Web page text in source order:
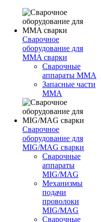
Сварочное
оборудование для
MMA сварки
Сварочные
аппараты MMA
Запасные части
MMA
Сварочное
оборудование для
MIG/MAG сварки
Сварочные
аппараты
MIG/MAG
Механизмы
подачи
проволоки
MIG/MAG
Сварочные